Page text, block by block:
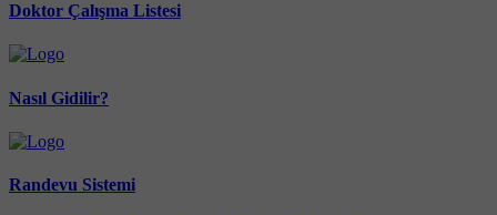
Doktor Çalışma Listesi
Nasıl Gidilir?
Randevu Sistemi